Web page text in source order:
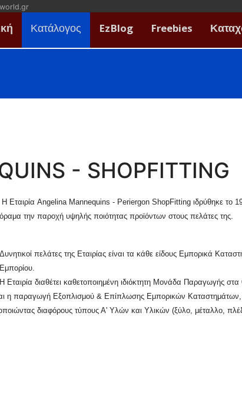
Κατάλογος EzBlog Freebies
- SHOPFITTING
Η Εταιρία Angelina Mannequins - Periergon ShopFitting ιδρύθηκε το
όραμα την παροχή υψηλής ποιότητας προϊόντων στους πελάτες της.
Δυνητικοί πελάτες της Εταιρίας είναι τα κάθε είδους Εμπορικά
Εμπορίου.
Η Εταιρία διαθέτει καθετοποιημένη ιδιόκτητη Μονάδα Παραγωγής στα
η παραγωγή Εξοπλισμού & Επίπλωσης Εμπορικών
διαφόρους τύπους Α' Υλών και Υλικών (ξύλο, μέταλλο,